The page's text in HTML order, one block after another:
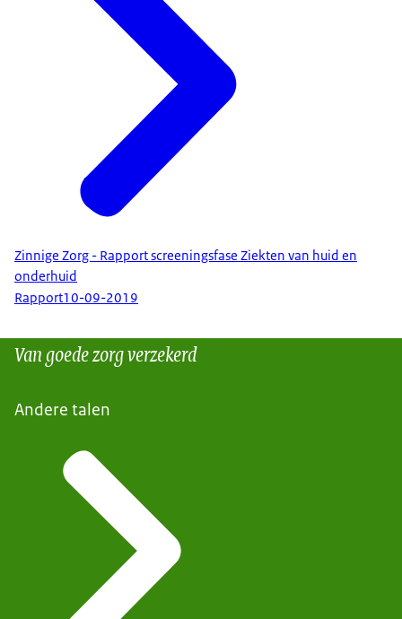
Zinnige Zorg - Rapport screeningsfase Ziekten van huid en
onderhuid
Rapport10-09-2019
Van goede zorg verzekerd
Andere talen